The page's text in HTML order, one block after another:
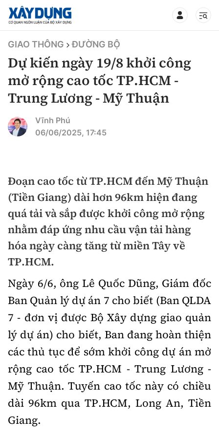
TIN BỘ XÂY DỰNG
CHUYÊN MỤC
Mới nhất
Chính trị
Xã hội
Chuyện dọc đường
Cải chính
Xây dựng
Chỉ đạo điều hành
Quy hoạch kiến trúc
Vật liệu xây dựng
Giám định chất lượng
Quản lý đô thị
Giao thông
Quản lý
Đường bộ
Hàng không
Đường sắt
Đăng kiểm
Đường sắt tốc độ cao
Đường thủy
Hàng hải
Kinh tế
Thị trường
Tài chính
Chứng khoán
Bảo hiểm
Doanh nghiệp
Thanh tra
An ninh hình sự
Điều tra
Pháp đình
Hỏi - Đáp
An toàn giao thông
Giao thông 24h
ATGT địa phương
Văn hóa giao thông
Lái xe an toàn
Chung tay vì ATGT
Chất lượng sống
Giáo dục
Y tế
Đời sống
Lao động - Công đoàn
Văn hóa - Giải Trí
Văn hóa
Showbiz
Điện ảnh
Thể thao
Bóng đá
Công nghệ
GIAO THÔNG ĐƯỜNG BỘ
Dự kiến ngày 19/8 khởi công
mở rộng cao tốc TP.HCM -
Trung Lương - Mỹ Thuận
Vĩnh Phú
06/06/2025, 17:45
Đoạn cao tốc từ TP.HCM đến Mỹ Thuận
(Tiền Giang) dài hơn 96km hiện đang
quá tải và sắp được khởi công mở rộng
nhằm đáp ứng nhu cầu vận tải hàng
hóa ngày càng tăng từ miền Tây về
TP.HCM.
Ngày 6/6, ông Lê Quốc Dũng, Giám đốc
Ban Quản lý dự án 7 cho biết (Ban QLDA
7 - đơn vị được Bộ Xây dựng giao quản
lý dự án) cho biết, Ban đang hoàn thiện
các thủ tục để sớm khởi công dự án mở
rộng cao tốc TP.HCM - Trung Lương -
Mỹ Thuận. Tuyến cao tốc này có chiều
dài 96km qua TP.HCM, Long An, Tiền
Giang.